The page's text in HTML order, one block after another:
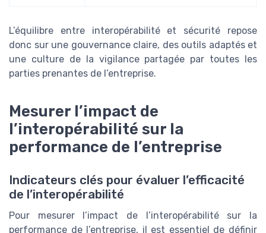
L’équilibre entre interopérabilité et sécurité repose
donc sur une gouvernance claire, des outils adaptés et
une culture de la vigilance partagée par toutes les
parties prenantes de l’entreprise.
Mesurer l’impact de
l’interopérabilité sur la
performance de l’entreprise
Indicateurs clés pour évaluer l’efficacité
de l’interopérabilité
Pour mesurer l’impact de l’interopérabilité sur la
performance de l’entreprise, il est essentiel de définir